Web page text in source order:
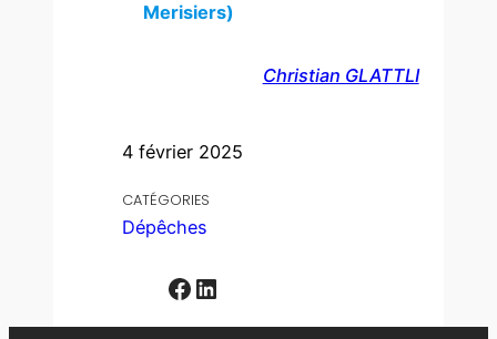
4 février 2025
CATÉGORIES
Dépêches
Facebook LinkedIn
Merisiers)
Christian GLATTLI